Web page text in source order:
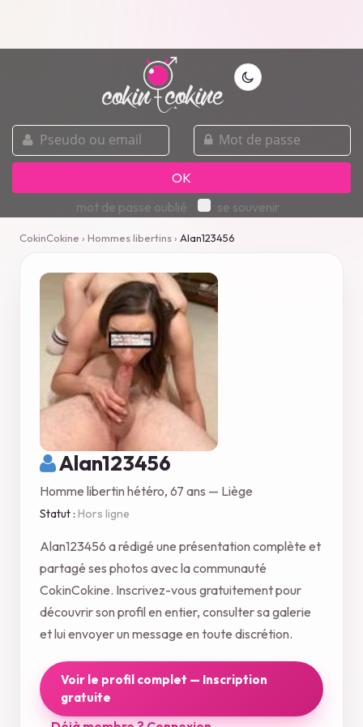
pseudo
ou
email
mot
de
passe
OK
mot de passe oublié
se souvenir
CokinCokine › Hommes libertins› Alan123456
Alan123456
Homme libertin hétéro, 67 ans — Liège
Statut : Hors ligne
Alan123456 a rédigé une présentation complète et
partagé ses photos avec la communauté
CokinCokine. Inscrivez-vous gratuitement pour
découvrir son profil en entier, consulter sa galerie
et lui envoyer un message en toute discrétion.
Voir le profil complet — Inscription
gratuite